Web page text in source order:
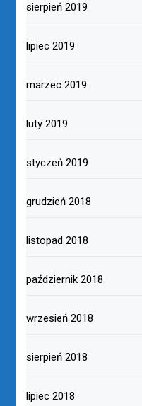
sierpień 2019
lipiec 2019
marzec 2019
luty 2019
styczeń 2019
grudzień 2018
listopad 2018
październik 2018
wrzesień 2018
sierpień 2018
lipiec 2018